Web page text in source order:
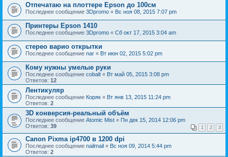
Отпечатаю на плоттере Epson до 100см
Последнее сообщение 3Dpromo « Вс ноя 08, 2015 7:07 pm
Принтеры Epson 1410
Последнее сообщение 3Dpromo « Сб окт 17, 2015 3:04 am
стерео варио открытки
Последнее сообщение nar « Вт июн 02, 2015 5:02 pm
Кому нужны умелые руки
Последнее сообщение cobalt « Вт май 05, 2015 3:08 pm
Ответов: 12
Лентикуляр
Последнее сообщение Коряк « Вт янв 13, 2015 11:24 pm
Ответов: 2
3D конверсия-реальный объём
Последнее сообщение Atomic Mist « Пн дек 15, 2014 12:06 pm
Ответов: 39 1 2 3
Canon Pixma ip4700 в 1200 dpi
Последнее сообщение nailmail « Вс ноя 09, 2014 5:44 pm
Ответов: 2